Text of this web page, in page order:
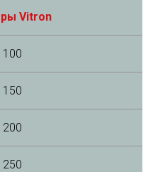
Vitron
100
150
200
250